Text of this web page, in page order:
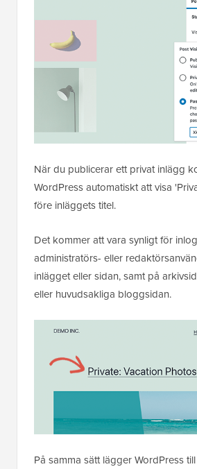
När du publicerar ett privat inlägg
WordPress automatiskt att visa
före inläggets titel.
Det kommer att vara synligt för
administratörs- eller
inlägget eller sidan, samt på
eller huvudsakliga bloggsidan.
På samma sätt lägger WordPress